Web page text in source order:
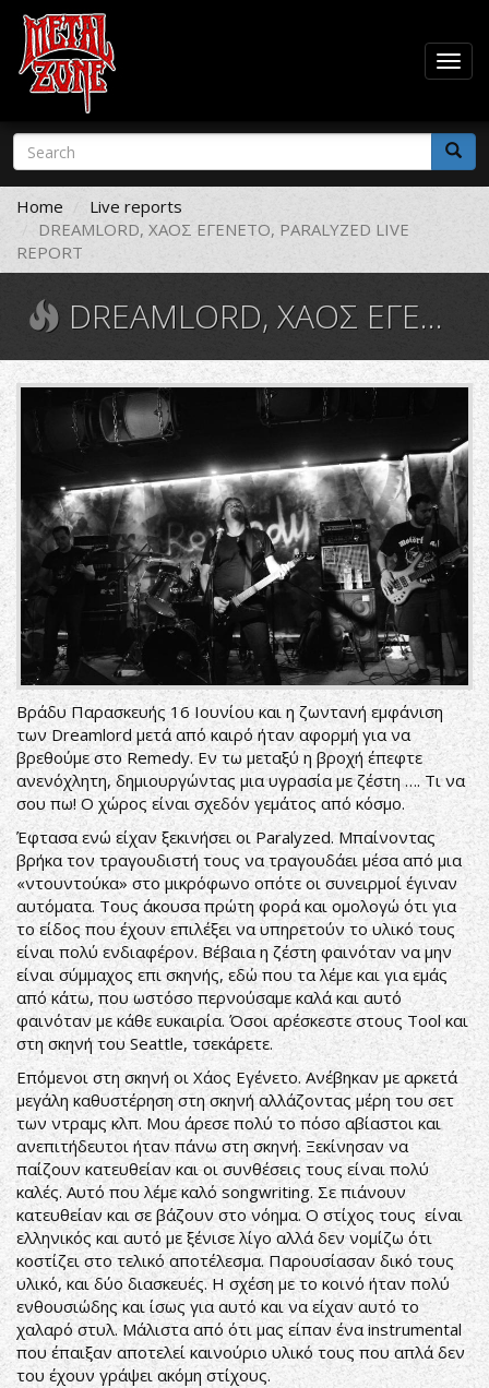
Skip
main
content
Search
form
Search
Home
Live reports
DREAMLORD, ΧΑΟΣ EΓΕΝΕΤΟ, PARALYZED LIVE
REPORT
DREAMLORD, ΧΑΟΣ EΓΕΝΕΤΟ, PARALYZED LIVE REPORT
DSC_0098.JPG
Βράδυ Παρασκευής 16 Ιουνίου και η ζωντανή εμφάνιση
των Dreamlord μετά από καιρό ήταν αφορμή για να
βρεθούμε στο Remedy. Εν τω μεταξύ η βροχή έπεφτε
ανενόχλητη, δημιουργώντας μια υγρασία με ζέστη …. Τι να
σου πω! Ο χώρος είναι σχεδόν γεμάτος από κόσμο.
Έφτασα ενώ είχαν ξεκινήσει οι Paralyzed. Μπαίνοντας
βρήκα τον τραγουδιστή τους να τραγουδάει μέσα από μια
«ντουντούκα» στο μικρόφωνο οπότε οι συνειρμοί έγιναν
αυτόματα. Τους άκουσα πρώτη φορά και ομολογώ ότι για
το είδος που έχουν επιλέξει να υπηρετούν το υλικό τους
είναι πολύ ενδιαφέρον. Βέβαια η ζέστη φαινόταν να μην
είναι σύμμαχος επι σκηνής, εδώ που τα λέμε και για εμάς
από κάτω, που ωστόσο περνούσαμε καλά και αυτό
φαινόταν με κάθε ευκαιρία. Όσοι αρέσκεστε στους Tool και
στη σκηνή του Seattle, τσεκάρετε.
Επόμενοι στη σκηνή οι Χάος Εγένετο. Ανέβηκαν με αρκετά
μεγάλη καθυστέρηση στη σκηνή αλλάζοντας μέρη του σετ
των ντραμς κλπ. Μου άρεσε πολύ το πόσο αβίαστοι και
ανεπιτήδευτοι ήταν πάνω στη σκηνή. Ξεκίνησαν να
παίζουν κατευθείαν και οι συνθέσεις τους είναι πολύ
καλές. Αυτό που λέμε καλό songwriting. Σε πιάνουν
κατευθείαν και σε βάζουν στο νόημα. Ο στίχος τους είναι
ελληνικός και αυτό με ξένισε λίγο αλλά δεν νομίζω ότι
κοστίζει στο τελικό αποτέλεσμα. Παρουσίασαν δικό τους
υλικό, και δύο διασκευές. Η σχέση με το κοινό ήταν πολύ
ενθουσιώδης και ίσως για αυτό και να είχαν αυτό το
χαλαρό στυλ. Μάλιστα από ότι μας είπαν ένα instrumental
που έπαιξαν αποτελεί καινούριο υλικό τους που απλά δεν
του έχουν γράψει ακόμη στίχους.